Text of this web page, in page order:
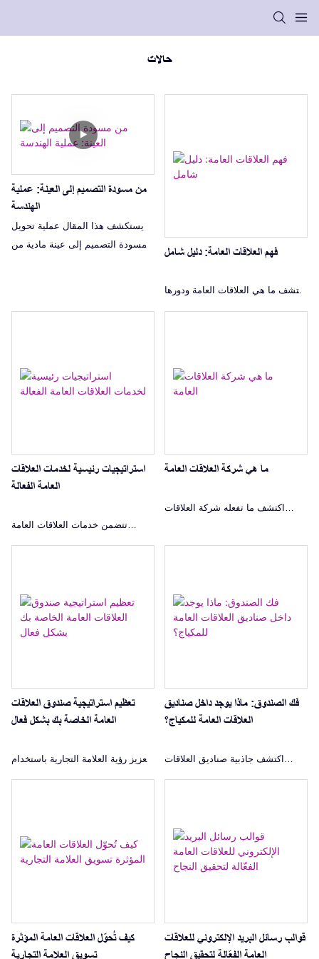
حالات
من مسودة التصميم إلى العينة: عملية
الهندسة
يستكشف هذا المقال عملية تحويل
مسودة التصميم إلى عينة مادية من
فهم العلاقات العامة: دليل شامل
اكتشف ما هي العلاقات العامة ودورها
الحاسم في الأعمال التجارية من
الخاص بنا!
استراتيجيات رئيسية لخدمات العلاقات
العامة الفعالة
تتضمن خدمات العلاقات العامة
الفعالة استراتيجيات مثل العلاقات
ولاء العلامة التجارية.
ما هي شركة العلاقات العامة
اكتشف ما تفعله شركة العلاقات
العلامة التجارية وتعزيز العلاقات
تعظيم استراتيجية صندوق العلاقات
العامة الخاصة بك بشكل فعال
تعزيز رؤية العلامة التجارية باستخدام
استراتيجيات فعالة للعلاقات العامة.
تعزز المشاركة والولاء.
فك الصندوق: ماذا يوجد داخل صناديق
العلاقات العامة للمكياج؟
اكتشف جاذبية صناديق العلاقات
العامة للمكياج، وهي جواهر التسويق
إنشاء محتوياتك الخاصة.
كيف تُحوّل العلاقات العامة المؤثرة
تسويق العلامة التجارية
قوالب رسائل البريد الإلكتروني للعلاقات
العامة الفعّالة لتحقيق النجاح